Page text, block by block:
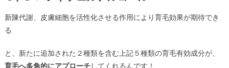
新陳代謝、皮膚細胞を活性化させる作用により育毛効果が期待でき
る
と、新たに追加された２種類を含む上記５種類の育毛有効成分が、
育毛へ多角的にアプローチしてくれるんです！